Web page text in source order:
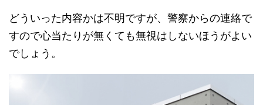
どういった内容かは不明ですが、警察からの連絡で
すので心当たりが無くても無視はしないほうがよい
でしょう。